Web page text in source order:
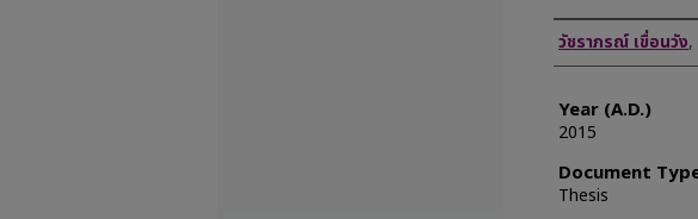
Author
วัชราภรณ์ เขื่อนวัง,
Year (A.D.)
2015
Document
Thesis